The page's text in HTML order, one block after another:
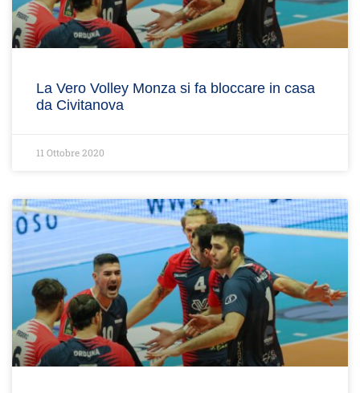
La Vero Volley Monza si fa bloccare in casa
da Civitanova
11 Ottobre 2020